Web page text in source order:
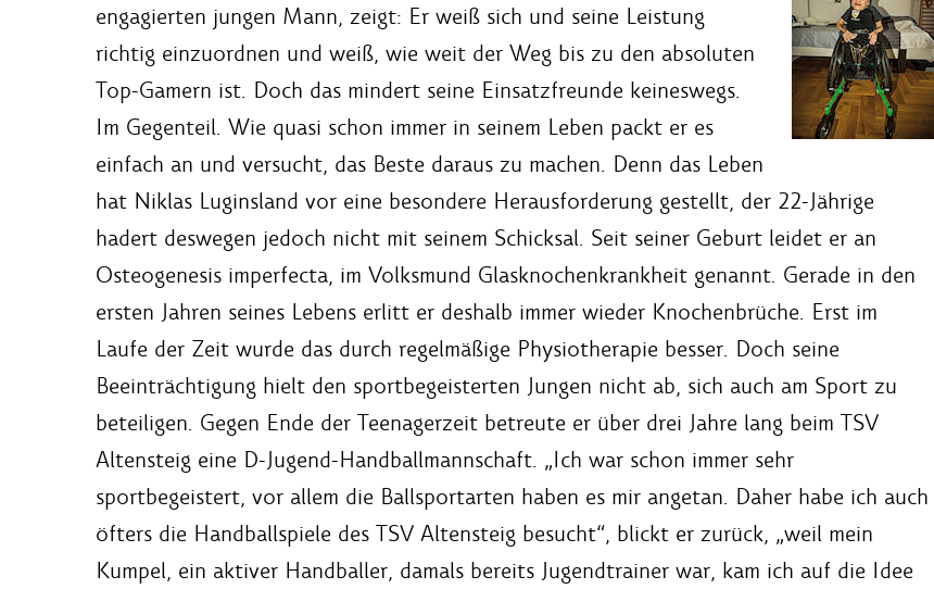
engagierten jungen Mann, zeigt: Er weiß sich und seine Leistung
richtig einzuordnen und weiß, wie weit der Weg bis zu den absoluten
Top-Gamern ist. Doch das mindert seine Einsatzfreunde keineswegs.
Im Gegenteil. Wie quasi schon immer in seinem Leben packt er es
einfach an und versucht, das Beste daraus zu machen. Denn das Leben
hat Niklas Luginsland vor eine besondere Herausforderung gestellt, der 22-Jährige
hadert deswegen jedoch nicht mit seinem Schicksal. Seit seiner Geburt leidet er an
Osteogenesis imperfecta, im Volksmund Glasknochenkrankheit genannt. Gerade in den
ersten Jahren seines Lebens erlitt er deshalb immer wieder Knochenbrüche. Erst im
Laufe der Zeit wurde das durch regelmäßige Physiotherapie besser. Doch seine
Beeinträchtigung hielt den sportbegeisterten Jungen nicht ab, sich auch am Sport zu
beteiligen. Gegen Ende der Teenagerzeit betreute er über drei Jahre lang beim TSV
Altensteig eine D-Jugend-Handballmannschaft. „Ich war schon immer sehr
sportbegeistert, vor allem die Ballsportarten haben es mir angetan. Daher habe ich auch
öfters die Handballspiele des TSV Altensteig besucht“, blickt er zurück, „weil mein
Kumpel, ein aktiver Handballer, damals bereits Jugendtrainer war, kam ich auf die Idee